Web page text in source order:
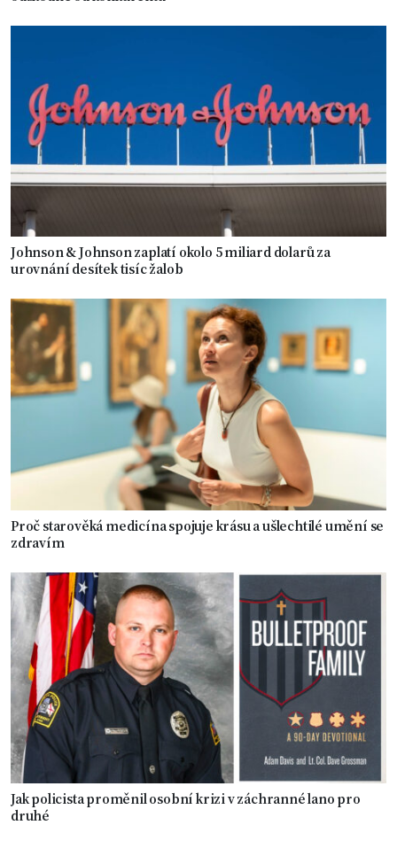
Johnson & Johnson zaplatí okolo 5 miliard dolarů za
urovnání desítek tisíc žalob
Proč starověká medicína spojuje krásu a ušlechtilé umění se
zdravím
Jak policista proměnil osobní krizi v záchranné lano pro
druhé